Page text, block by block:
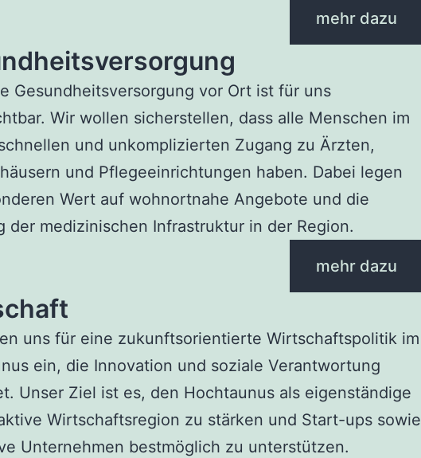
mehr dazu
Gesundheitsversorgung vor Ort ist für uns
Wir wollen sicherstellen, dass alle Menschen im
und unkomplizierten Zugang zu Ärzten,
und Pflegeeinrichtungen haben. Dabei legen
Wert auf wohnortnahe Angebote und die
der medizinischen Infrastruktur in der Region.
mehr dazu
uns für eine zukunftsorientierte Wirtschaftspolitik im
ein, die Innovation und soziale Verantwortung
Unser Ziel ist es, den Hochtaunus als eigenständige
Wirtschaftsregion zu stärken und Start-ups sowie
Unternehmen bestmöglich zu unterstützen.